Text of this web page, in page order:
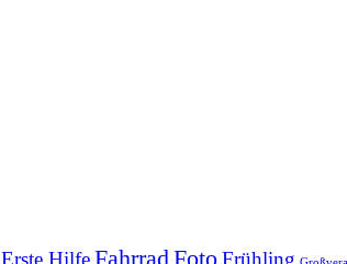
Erste HilfeFahrrad FotoFrühling